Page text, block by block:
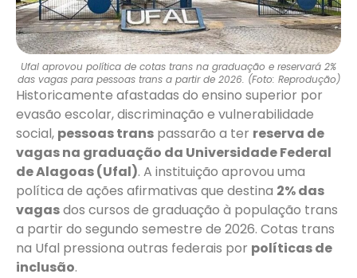
Ufal aprovou política de cotas trans na graduação e reservará 2%
das vagas para pessoas trans a partir de 2026. (Foto: Reprodução)
Historicamente afastadas do ensino superior por
evasão escolar, discriminação e vulnerabilidade
social, pessoas trans passarão a ter reserva de
vagas na graduação da Universidade Federal
de Alagoas (Ufal). A instituição aprovou uma
política de ações afirmativas que destina 2% das
vagasdos cursos de graduação à população trans
a partir do segundo semestre de 2026. Cotas trans
na Ufal pressiona outras federais por políticas de
inclusão.